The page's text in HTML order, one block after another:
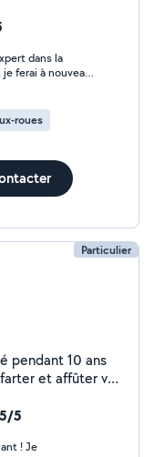
de 15 ans dans
comme monter
un robinet,
ou autres.
dans la
ferai à nouveau
roues
Particulier
pendant 10 ans
vos enfants
5
! Je